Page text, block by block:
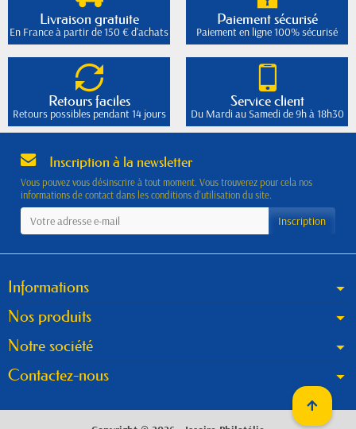
Livraison gratuite
En France à partir de 150 € d'achats
Paiement sécurisé
Paiement en ligne 100% sécurisé
Retours faciles
Retours possibles pendant 14 jours
Service client
Du Mardi au Samedi de 9h à 18h30
Inscription à la newsletter
Vous pouvez vous désinscrire à tout moment. Vous trouverez pour cela nos
informations de contact dans les conditions d'utilisation du site.
Informations
Nos produits
Notre société
Contactez-nous